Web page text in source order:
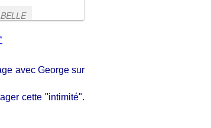
avec George sur
cette "intimité".